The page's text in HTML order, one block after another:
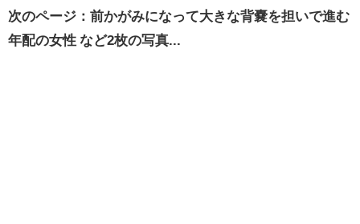
次のページ：前かがみになって大きな背嚢を担いで進む
年配の女性 など2枚の写真...